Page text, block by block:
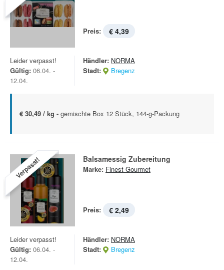
Preis: € 4,39
Leider verpasst!
Gültig: 06.04. -
12.04.
Händler: NORMA
Stadt:
Bregenz
€ 30,49 / kg - gemischte Box 12 Stück, 144-g-Packung
Verpasst! Balsamessig Zubereitung
Marke: Finest Gourmet
Preis: € 2,49
Leider verpasst!
Gültig: 06.04. -
12.04.
Händler: NORMA
Stadt:
Bregenz